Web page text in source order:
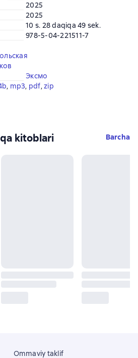
2025
2025
10 s. 28 daqiqa 49 sek.
978-5-04-221511-7
Эксмо
, mp3, pdf, zip
kitoblari Barcha
Ommaviy taklif